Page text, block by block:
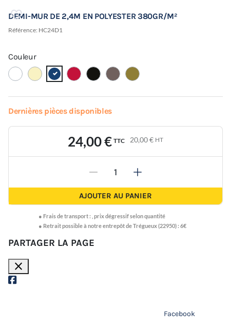
DEMI-MUR DE 2,4M EN POLYESTER 380GR/M²
Référence: HC24D1
Couleur
Dernières pièces disponibles
24,00 € TTC 20,00 € HT
- +
AJOUTER AU PANIER
● Frais de transport : prix dégressif selon quantité
● Retrait possible à notre entrepôt de Trégueux (22950) : 6€
PARTAGER LA PAGE
close
Facebook